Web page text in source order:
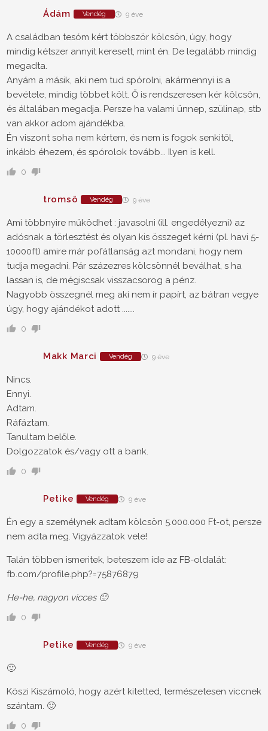
Ádám Vendég 9 éve
A családban tesóm kért többször kölcsön, úgy, hogy
mindig kétszer annyit keresett, mint én. De legalább mindig
megadta.
Anyám a másik, aki nem tud spórolni, akármennyi is a
bevétele, mindig többet költ. Ő is rendszeresen kér kölcsön,
és általában megadja. Persze ha valami ünnep, szülinap, stb
van akkor adom ajándékba.
Én viszont soha nem kértem, és nem is fogok senkitől,
inkább éhezem, és spórolok tovább... Ilyen is kell.
0
tromsö Vendég 9 éve
Ami többnyire működhet : javasolni (ill. engedélyezni) az
adósnak a törlesztést és olyan kis összeget kérni (pl. havi 5-
10000ft) amire már pofátlanság azt mondani, hogy nem
tudja megadni. Pár százezres kölcsönnél beválhat, s ha
lassan is, de mégiscsak visszacsorog a pénz.
Nagyobb összegnél meg aki nem ír papírt, az bátran vegye
úgy, hogy ajándékot adott .......
0
Makk Marci Vendég 9 éve
Nincs.
Ennyi.
Adtam.
Ráfáztam.
Tanultam belőle.
Dolgozzatok és/vagy ott a bank.
0
Petike Vendég 9 éve
Én egy a személynek adtam kölcsön 5.000.000 Ft-ot, persze
nem adta meg. Vigyázzatok vele!
Talán többen ismeritek, beteszem ide az FB-oldalát:
fb.com/profile.php?=75876879
He-he, nagyon vicces 🙂
0
Petike Vendég 9 éve
🙂
Köszi Kiszámoló, hogy azért kitetted, természetesen viccnek
szántam. 🙂
0